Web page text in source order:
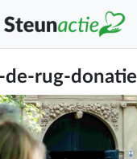
rug-donatie